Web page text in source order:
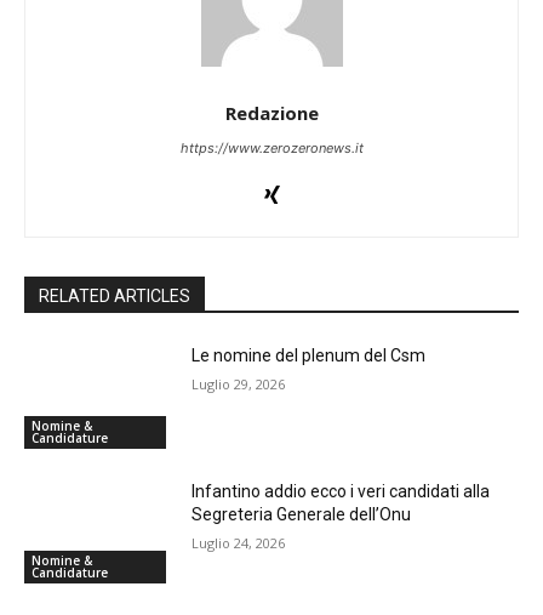
Redazione
https://www.zerozeronews.it
RELATED ARTICLES
Nomine &
Candidature
Le nomine del plenum del Csm
Luglio 29, 2026
Nomine &
Candidature
Infantino addio ecco i veri candidati alla
Segreteria Generale dell’Onu
Luglio 24, 2026